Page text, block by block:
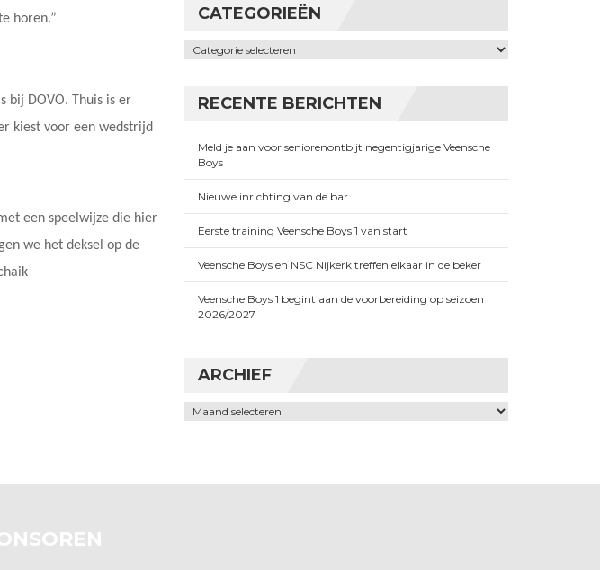
horen.”
bij DOVO. Thuis is er
kiest voor een wedstrijd
een speelwijze die hier
we het deksel op de
CATEGORIEËN
Categorieën
RECENTE BERICHTEN
Meld je aan voor seniorenontbijt negentigjarige Veensche
Boys
Nieuwe inrichting van de bar
Eerste training Veensche Boys 1 van start
Veensche Boys en NSC Nijkerk treffen elkaar in de beker
Veensche Boys 1 begint aan de voorbereiding op seizoen
2026/2027
ARCHIEF
Archief